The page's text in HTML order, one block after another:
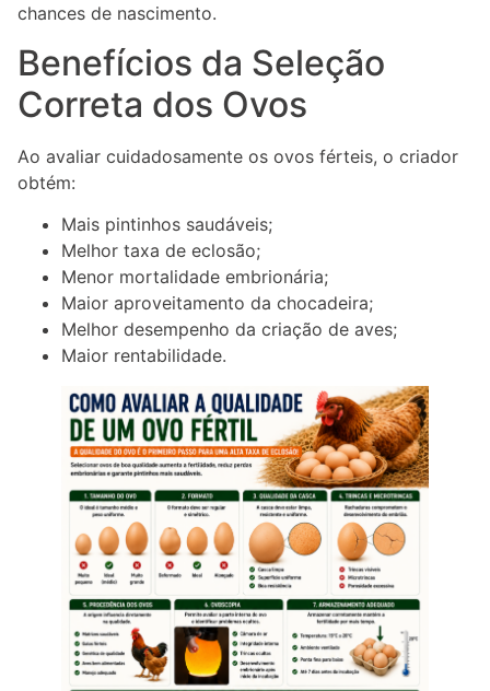
chances de nascimento.
Benefícios da Seleção
Correta dos Ovos
Ao avaliar cuidadosamente os ovos férteis, o criador
obtém:
Mais pintinhos saudáveis;
Melhor taxa de eclosão;
Menor mortalidade embrionária;
Maior aproveitamento da chocadeira;
Melhor desempenho da criação de aves;
Maior rentabilidade.